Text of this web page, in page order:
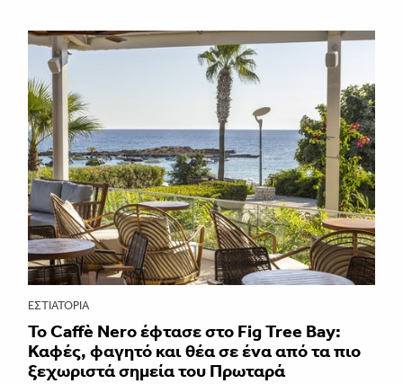
ΕΣΤΙΑΤΌΡΙΑ
Το Caffè Nero έφτασε στο Fig Tree Bay:
Καφές, φαγητό και θέα σε ένα από τα πιο
ξεχωριστά σημεία του Πρωταρά